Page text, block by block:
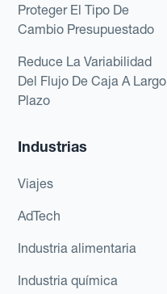
Proteger El Tipo De
Cambio Presupuestado
Reduce La Variabilidad
Del Flujo De Caja A Largo
Plazo
Industrias
Viajes
AdTech
Industria alimentaria
Industria química